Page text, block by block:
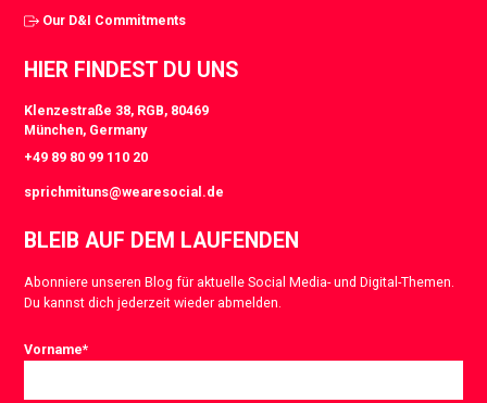
Our D&I Commitments
HIER FINDEST DU UNS
Klenzestraße 38, RGB, 80469
München, Germany
+49 89 80 99 110 20
sprichmituns@wearesocial.de
BLEIB AUF DEM LAUFENDEN
Abonniere unseren Blog für aktuelle Social Media- und Digital-Themen.
Du kannst dich jederzeit wieder abmelden.
Vorname*